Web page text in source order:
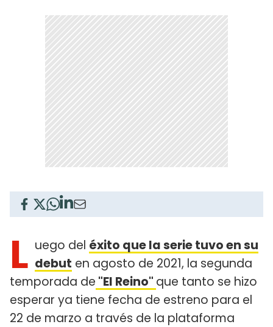
L uego del éxito que la serie tuvo en su
debut en agosto de 2021, la segunda
temporada de "El Reino" que tanto se hizo
esperar ya tiene fecha de estreno para el
22 de marzo a través de la plataforma